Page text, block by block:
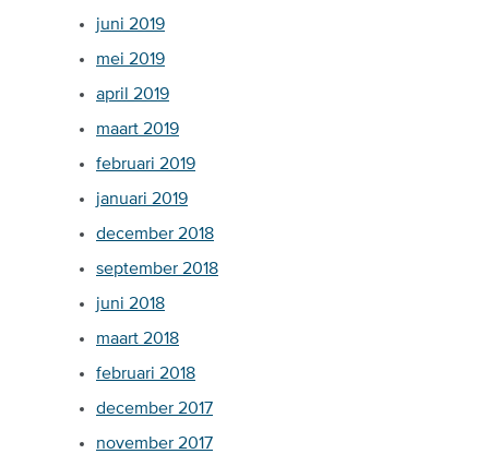
juni 2019
mei 2019
april 2019
maart 2019
februari 2019
januari 2019
december 2018
september 2018
juni 2018
maart 2018
februari 2018
december 2017
november 2017